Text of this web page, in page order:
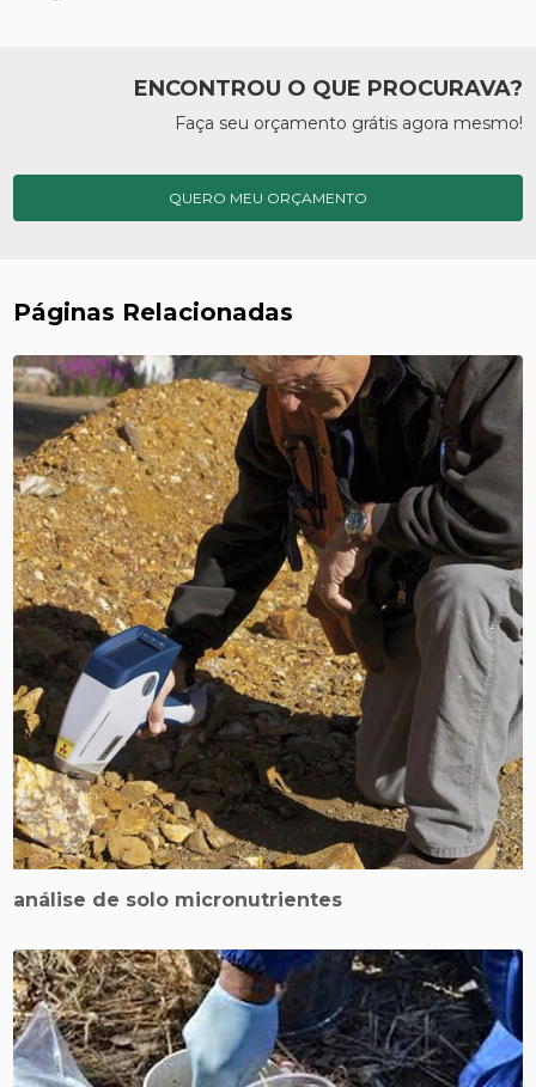
ENCONTROU O QUE PROCURAVA?
Faça seu orçamento grátis agora mesmo!
QUERO MEU ORÇAMENTO
Páginas Relacionadas
análise de solo micronutrientes